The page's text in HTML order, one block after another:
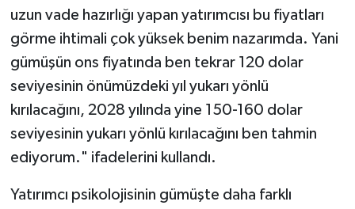
uzun vade hazırlığı yapan yatırımcısı bu fiyatları
görme ihtimali çok yüksek benim nazarımda. Yani
gümüşün ons fiyatında ben tekrar 120 dolar
seviyesinin önümüzdeki yıl yukarı yönlü
kırılacağını, 2028 yılında yine 150-160 dolar
seviyesinin yukarı yönlü kırılacağını ben tahmin
ediyorum." ifadelerini kullandı.
Yatırımcı psikolojisinin gümüşte daha farklı